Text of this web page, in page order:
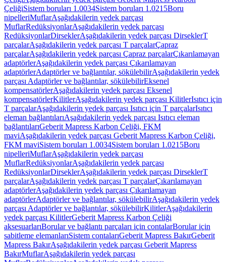
ÇeliğiSistem boruları 1.0034Sistem boruları 1.0215Boru
nipelleriMuflarAşağıdakilerin yedek parçası
MuflarRedüksiyonlarAşağıdakilerin yedek parçası
RedüksiyonlarDirseklerAşağıdakilerin yedek parçası DirseklerT
parçalarAşağıdakilerin yedek parçası T parçalarÇapraz
parçalarAşağıdakilerin yedek parçası Çapraz parçalarÇıkarılamayan
adaptörlerAşağıdakilerin yedek parçası Çıkarılamayan
adaptörlerAdaptörler ve bağlantılar, sökülebilirAşağıdakilerin yedek
parçası Adaptörler ve bağlantılar, sökülebilirEksenel
kompensatörlerAşağıdakilerin yedek parçası Eksenel
kompensatörlerKilitlerAşağıdakilerin yedek parçası KilitlerIsıtıcı için
T parçalarAşağıdakilerin yedek parçası Isıtıcı için T parçalarIsıtıcı
eleman bağlantılarıAşağıdakilerin yedek parçası Isıtıcı eleman
bağlantılarıGeberit Mapress Karbon Çeliği, FKM
maviAşağıdakilerin yedek parçası Geberit Mapress Karbon Çeliği,
FKM maviSistem boruları 1.0034Sistem boruları 1.0215Boru
nipelleriMuflarAşağıdakilerin yedek parçası
MuflarRedüksiyonlarAşağıdakilerin yedek parçası
RedüksiyonlarDirseklerAşağıdakilerin yedek parçası DirseklerT
parçalarAşağıdakilerin yedek parçası T parçalarÇıkarılamayan
adaptörlerAşağıdakilerin yedek parçası Çıkarılamayan
adaptörlerAdaptörler ve bağlantılar, sökülebilirAşağıdakilerin yedek
parçası Adaptörler ve bağlantılar, sökülebilirKilitlerAşağıdakilerin
yedek parçası KilitlerGeberit Mapress Karbon Çeliği
aksesuarlarıBorular ve bağlantı parçaları için contalarBorular için
sabitleme elemanlarıSistem contalarıGeberit Mapress BakırGeberit
Mapress BakırAşağıdakilerin yedek parçası Geberit Mapress
BakırMuflarAşağıdakilerin yedek parçası